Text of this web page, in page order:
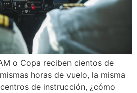
o Copa reciben cientos de
horas de vuelo, la misma
de instrucción, ¿cómo